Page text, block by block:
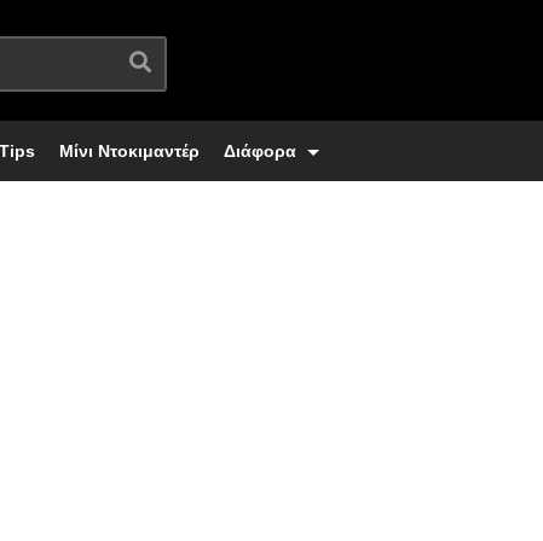
Μίνι Ντοκιμαντέρ Διάφορα